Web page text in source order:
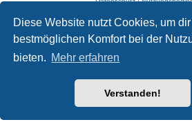
Diese Website nutzt Cookies, um
bestmöglichen Komfort bei der
bieten. Mehr erfahren
Verstanden!